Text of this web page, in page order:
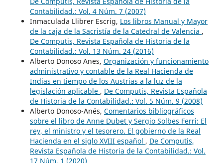
Contabilidad.: Vol. 4 Núm. 7 (2007)
Inmaculada Llibrer Escrig, Los libros Manual y Mayor
de la caja de la Sacristía de la Catedral de Valencia ,
De Computis, Revista Española de Historia de la
Contabilidad.: Vol. 13 Núm. 24 (2016)
Alberto Donoso Anes, Organización y funcionamiento
administrativo y contable de la Real Hacienda de
Indias en tiempo de los Austrias a la luz de la
legislación aplicable , De Computis, Revista Española
de Historia de la Contabilidad.: Vol. 5 Núm. 9 (2008)
Alberto Donoso-Anés, Comentarios bibliográficos
sobre el libro de Anne Dubet y Sergio Solbes Ferri: El
rey, el ministro y el tesorero. El gobierno de la Real
Hacienda en el siglo XVIII español , De Computis,
Revista Española de Historia de la Contabilidad.: Vol.
17 Núm. 1 (2020)